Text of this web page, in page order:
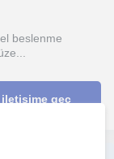
beslenme
geç